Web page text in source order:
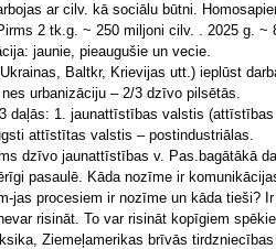
ar cilv. kā sociālu būtni.
2 tk.g. ~ 250 miljoni cilv. . 2025 g.
jaunie, pieaugušie un vecie.
Baltkr, Krievijas utt.) ieplūst
urbanizāciju – 2/3 dzīvo pilsētās.
daļās: 1. jaunattīstības valstis
attīstītas valstis – postindustriālas.
dzīvo jaunattīstības v. Pas.bagātākā
pasaulē. Kāda nozīme ir
jas procesiem ir nozīme un kāda tieši?
risināt. To var risināt kopīgiem
Ziemeļamerikas brīvās